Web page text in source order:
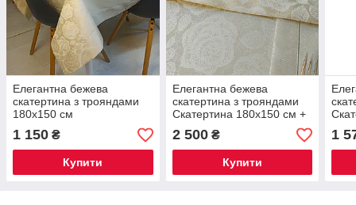
Елегантна бежева
скатертина з трояндами
180х150 см
1 150 ₴
Купити
Елегантна бежева
скатертина з трояндами
Скатертина 180х150 см +
8 серветок
2 500₴
Купити
1